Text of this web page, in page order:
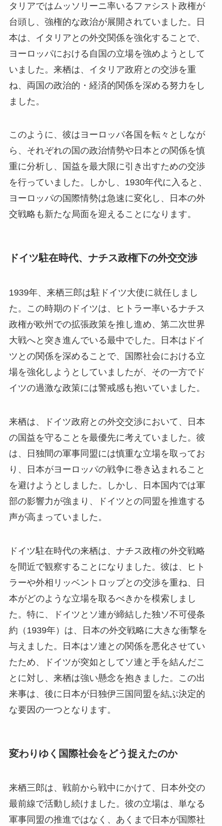
タリアではムッソリーニ率いるファシスト政権が
台頭し、強権的な政治が展開されていました。日
本は、イタリアとの外交関係を強化することで、
ヨーロッパにおける自国の立場を強めようとして
いました。来栖は、イタリア政府との交渉を重
ね、両国の政治的・経済的関係を深める努力をし
ました。
このように、彼はヨーロッパ各国を転々としなが
ら、それぞれの国の政治情勢や日本との関係を慎
重に分析し、国益を最大限に引き出すための交渉
を行っていました。しかし、1930年代に入ると、
ヨーロッパの国際情勢は急速に変化し、日本の外
交戦略も新たな局面を迎えることになります。
ドイツ駐在時代、ナチス政権下の外交交渉
1939年、来栖三郎は駐ドイツ大使に就任しまし
た。この時期のドイツは、ヒトラー率いるナチス
政権が欧州での拡張政策を推し進め、第二次世界
大戦へと突き進んでいる最中でした。日本はドイ
ツとの関係を深めることで、国際社会における立
場を強化しようとしていましたが、その一方でド
イツの過激な政策には警戒感も抱いていました。
来栖は、ドイツ政府との外交交渉において、日本
の国益を守ることを最優先に考えていました。彼
は、日独間の軍事同盟には慎重な立場を取ってお
り、日本がヨーロッパの戦争に巻き込まれること
を避けようとしました。しかし、日本国内では軍
部の影響力が強まり、ドイツとの同盟を推進する
声が高まっていました。
ドイツ駐在時代の来栖は、ナチス政権の外交戦略
を間近で観察することになりました。彼は、ヒト
ラーや外相リッベントロップとの交渉を重ね、日
本がどのような立場を取るべきかを模索しまし
た。特に、ドイツとソ連が締結した独ソ不可侵条
約（1939年）は、日本の外交戦略に大きな衝撃を
与えました。日本はソ連との関係を悪化させてい
たため、ドイツが突如としてソ連と手を結んだこ
とに対し、来栖は強い懸念を抱きました。この出
来事は、後に日本が日独伊三国同盟を結ぶ決定的
な要因の一つとなります。
変わりゆく国際社会をどう捉えたのか
来栖三郎は、戦前から戦中にかけて、日本外交の
最前線で活動し続けました。彼の立場は、単なる
軍事同盟の推進ではなく、あくまで日本が国際社